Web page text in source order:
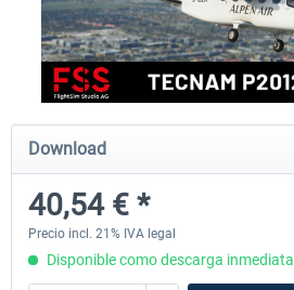
FlightSim Studio - E-Jets 170/175
40,62 € *
Download
40,54 € *
Precio incl. 21% IVA legal
Disponible como descarga inmediata